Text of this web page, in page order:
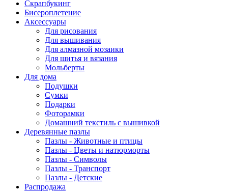
Скрапбукинг
Бисероплетение
Аксессуары
Для рисования
Для вышивания
Для алмазной мозаики
Для шитья и вязания
Мольберты
Для дома
Подушки
Сумки
Подарки
Фоторамки
Домашний текстиль с вышивкой
Деревянные пазлы
Пазлы - Животные и птицы
Пазлы - Цветы и натюрморты
Пазлы - Символы
Пазлы - Транспорт
Пазлы - Детские
Распродажа